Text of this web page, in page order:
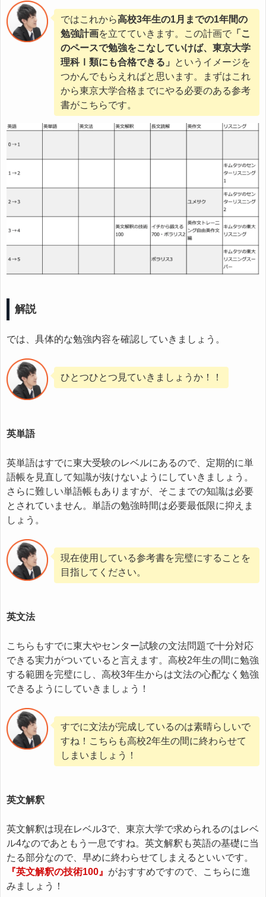
ではこれから高校3年生の1月までの1年間の
勉強計画を立てていきます。この計画で 「こ
のペースで勉強をこなしていけば、東京大学
理科Ⅰ類にも合格できる」
というイメージを
つかんでもらえればと思います。まずはこれ
から東京大学合格までにやる必要のある参考
書がこちらです。
解説
では、具体的な勉強内容を確認していきましょう。
ひとつひとつ見ていきましょうか！！
英単語
英単語はすでに東大受験のレベルにあるので、定期的に単
語帳を見直して知識が抜けないようにしていきましょう。
さらに難しい単語帳もありますが、そこまでの知識は必要
とされていません。単語の勉強時間は必要最低限に抑えま
しょう。
現在使用している参考書を完璧にすることを
目指してください。
英文法
こちらもすでに東大やセンター試験の文法問題で十分対応
できる実力がついていると言えます。高校2年生の間に勉強
する範囲を完璧にし、高校3年生からは文法の心配なく勉強
できるようにしていきましょう！
すでに文法が完成しているのは素晴らしいで
すね！こちらも高校2年生の間に終わらせて
しまいましょう！
英文解釈
英文解釈は現在レベル3で、東京大学で求められるのはレベ
ル4なのであともう一息ですね。英文解釈も英語の基礎に当
たる部分なので、早めに終わらせてしまえるといいです。
『英文解釈の技術100』 がおすすめですので、こちらに進
みましょう！